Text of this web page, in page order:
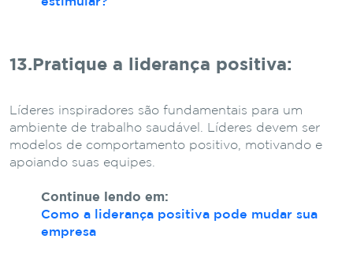
13.Pratique a liderança positiva:
Líderes inspiradores são fundamentais para um
ambiente de trabalho saudável. Líderes devem ser
modelos de comportamento positivo, motivando e
apoiando suas equipes.
Continue lendo em:
Como a liderança positiva pode mudar sua
empresa